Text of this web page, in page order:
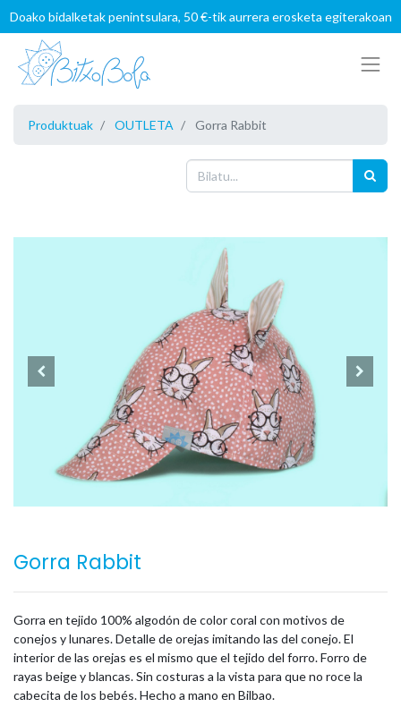
Doako bidalketak penintsulara, 50 €-tik aurrera erosketa egiterakoan
Produktuak OUTLETA Gorra Rabbit
Gorra Rabbit
Gorra en tejido 100% algodón de color coral con motivos de
conejos y lunares. Detalle de orejas imitando las del conejo. El
interior de las orejas es el mismo que el tejido del forro. Forro de
rayas beige y blancas. Sin costuras a la vista para que no roce la
cabecita de los bebés. Hecho a mano en Bilbao.